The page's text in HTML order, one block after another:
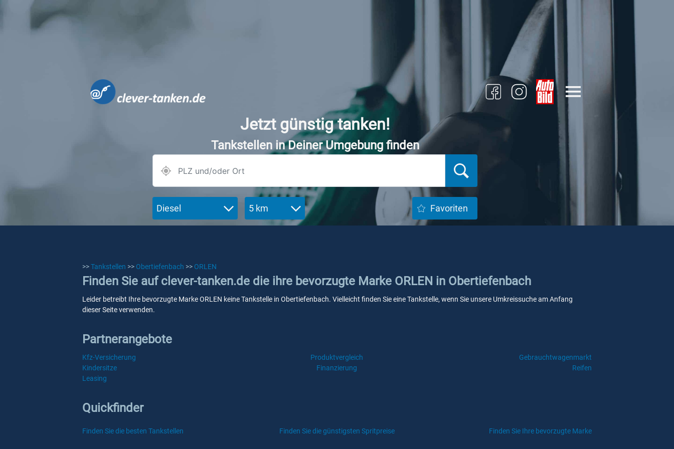
Jetzt günstig tanken!
Tankstellen in Deiner Umgebung finden
Diesel 5 km Favoriten
>>Tankstellen >> Obertiefenbach >> ORLEN
Finden Sie auf clever-tanken.de die ihre bevorzugte Marke ORLEN in Obertiefenbach
Leider betreibt Ihre bevorzugte Marke ORLEN keine Tankstelle in Obertiefenbach. Vielleicht finden Sie eine Tankstelle, wenn Sie unsere Umkreissuche am Anfang
dieser Seite verwenden.
Partnerangebote
Kfz-Versicherung Produktvergleich
Gebrauchtwagenmarkt
Kindersitze
Finanzierung
Reifen
Leasing
Quickfinder
Finden Sie die besten Tankstellen Finden Sie die günstigsten Spritpreise Finden Sie Ihre bevorzugte Marke